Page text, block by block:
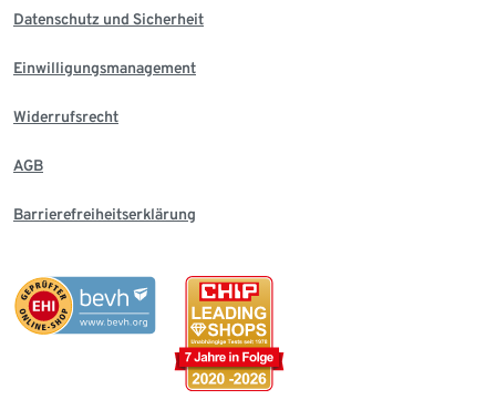
Datenschutz und Sicherheit
Einwilligungsmanagement
Widerrufsrecht
AGB
Barrierefreiheitserklärung